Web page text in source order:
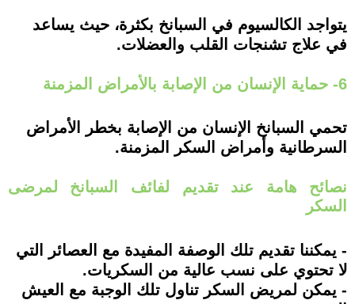
يتواجد الكالسيوم في السبانخ بكثرة، حيث يساعد
في علاج تشنجات القلب والعضلات.
6- حماية الإنسان من الإصابة بالأمراض المزمنة
تحمي السبانخ الإنسان من الإصابة بخطر الأمراض
السرطانية وأمراض السكر المزمنة.
نصائح هامة عند تقديم لفائف السبانخ لمرضى
السكر
- يمكننا تقديم تلك الوصفة المفيدة مع العصائر التي
لا تحتوي على نسب عالية من السكريات.
- يمكن لمريض السكر تناول تلك الوجبة مع العيش